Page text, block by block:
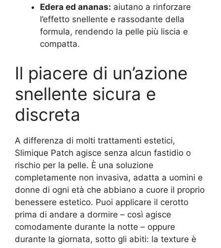
Edera ed ananas: aiutano a rinforzare
l’effetto snellente e rassodante della
formula, rendendo la pelle più liscia e
compatta.
Il piacere di un’azione
snellente sicura e
discreta
A differenza di molti trattamenti estetici,
Slimique Patch agisce senza alcun fastidio o
rischio per la pelle. È una soluzione
completamente non invasiva, adatta a uomini e
donne di ogni età che abbiano a cuore il proprio
benessere estetico. Puoi applicare il cerotto
prima di andare a dormire – così agisce
comodamente durante la notte – oppure
durante la giornata, sotto gli abiti: la texture è